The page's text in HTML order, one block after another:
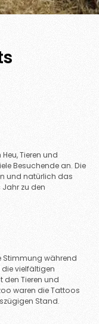
Tieren und
Besuchende an. Die
und natürlich das
zu den
Stimmung während
die vielfältigen
den Tieren und
waren die Tattoos
Stand.